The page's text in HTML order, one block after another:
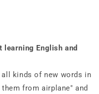
English and
kinds of new words in
from airplane" and